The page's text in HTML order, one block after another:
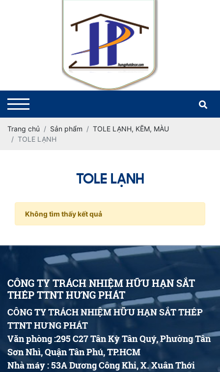
Trang chủ Sản phẩm
TOLE LẠNH, KẼM, MÀU
TOLE LẠNH
TOLE LẠNH
Không tìm thấy kết quả
CÔNG TY TRÁCH NHIỆM HỮU HẠN SẮT
THÉP TTNT HƯNG PHÁT
CÔNG TY TRÁCH NHIỆM HỮU HẠN SẮT THÉP
TTNT HƯNG PHÁT
Văn phòng :295 C27 Tân Kỳ Tân Quý, Phường Tân
Sơn Nhì, Quận Tân Phú, TP.HCM
Nhà máy : 53A Dương Công Khi, X. Xuân Thới